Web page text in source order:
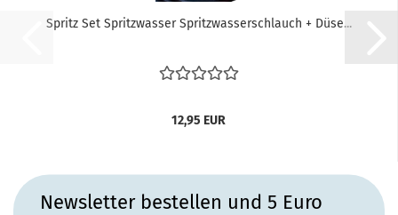
Spritz Set Spritzwasser Spritzwasserschlauch + Düse...
12,95 EUR
Newsletter bestellen und 5 Euro